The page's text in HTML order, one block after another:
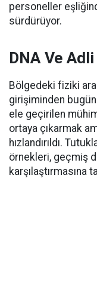
personeller
sürdürüyor.
DNA Ve Adli
Bölgedeki fiziki
girişiminden
ele geçirilen
ortaya çıkarmak
hızlandırıldı.
örnekleri, geçmiş
karşılaştırmasına